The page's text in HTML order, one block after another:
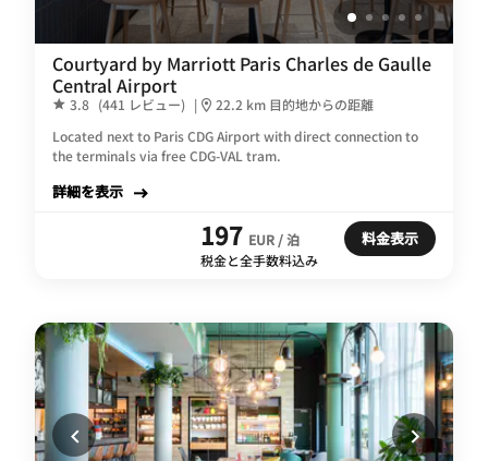
Courtyard by Marriott Paris Charles de Gaulle
Central Airport
3.8 (441 レビュー) |
22.2 km 目的地からの距離
Located next to Paris CDG Airport with direct connection to
the terminals via free CDG-VAL tram.
詳細を表示
197 EUR / 泊
税金と全手数料込み
料金表示